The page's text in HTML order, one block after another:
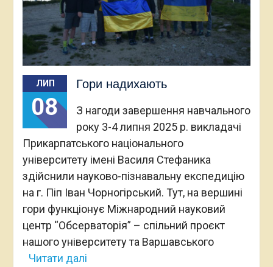
ЛИП
08
Гори надихають
З нагоди завершення навчального
року 3-4 липня 2025 р. викладачі
Прикарпатського національного
університету імені Василя Стефаника
здійснили науково-пізнавальну експедицію
на г. Піп Іван Чорногірський. Тут, на вершині
гори функціонує Міжнародний науковий
центр “Обсерваторія” – спільний проєкт
нашого університету та Варшавського
Читати далі